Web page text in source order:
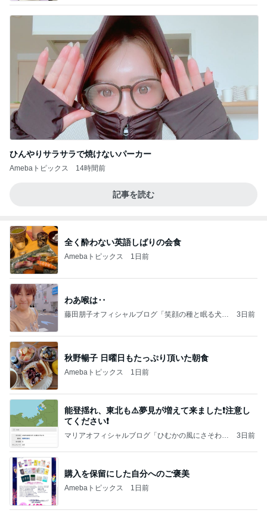
ひんやりサラサラで焼けないパーカー
Amebaトピックス 14時間前
記事を読む
全く酔わない英語しばりの会食
Amebaトピックス 1日前
わあ喉は‥
藤田朋子オフィシャルブログ「笑顔の種と眠る犬」
3日前
秋野暢子 日曜日もたっぷり頂いた朝食
Amebaトピックス 1日前
能登揺れ、東北も⚠️夢見が増えて来ました❗️注意し
てください❗️
マリアオフィシャルブログ「ひむかの風にさそわれ
3日前
購入を保留にした自分へのご褒美
Amebaトピックス 1日前